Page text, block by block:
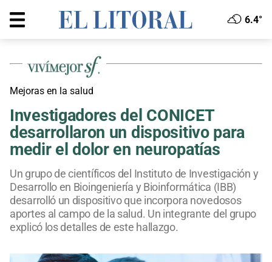
6.4°
Mejoras en la salud
Investigadores del CONICET
desarrollaron un dispositivo para
medir el dolor en neuropatías
Un grupo de científicos del Instituto de Investigación y
Desarrollo en Bioingeniería y Bioinformática (IBB)
desarrolló un dispositivo que incorpora novedosos
aportes al campo de la salud. Un integrante del grupo
explicó los detalles de este hallazgo.